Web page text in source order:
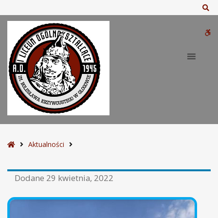
S
o
a
Aktualności
Dodane 29 kwietnia, 2022